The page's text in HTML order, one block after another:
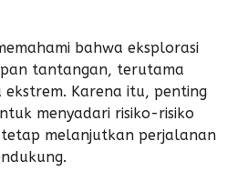
bahwa eksplorasi
tantangan, terutama
ekstrem. Karena itu, penting
menyadari risiko-risiko
melanjutkan perjalanan